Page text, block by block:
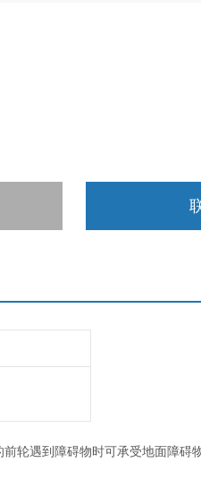
轮遇到障碍物时可承受地面障碍